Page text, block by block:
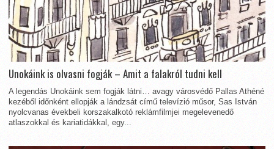
Unokáink is olvasni fogják – Amit a falakról tudni kell
A legendás Unokáink sem fogják látni… avagy városvédő Pallas Athéné
kezéből időnként ellopják a lándzsát című televízió műsor, Sas István
nyolcvanas évekbeli korszakalkotó reklámfilmjei megelevenedő
atlaszokkal és kariatidákkal, egy...